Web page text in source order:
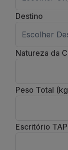
Destino
Natureza da
Peso Total
Escritório TAP